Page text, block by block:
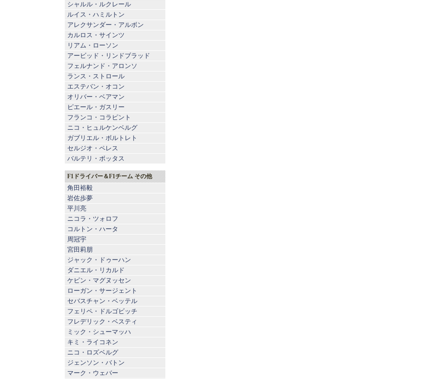
シャルル・ルクレール
ルイス・ハミルトン
アレクサンダー・アルボン
カルロス・サインツ
リアム・ローソン
アービッド・リンドブラッド
フェルナンド・アロンソ
ランス・ストロール
エステバン・オコン
オリバー・ベアマン
ピエール・ガスリー
フランコ・コラピント
ニコ・ヒュルケンベルグ
ガブリエル・ボルトレト
セルジオ・ペレス
バルテリ・ボッタス
F1ドライバー＆F1チーム その他
角田裕毅
岩佐歩夢
平川亮
ニコラ・ツォロフ
コルトン・ハータ
周冠宇
宮田莉朋
ジャック・ドゥーハン
ダニエル・リカルド
ケビン・マグヌッセン
ローガン・サージェント
セバスチャン・ベッテル
フェリペ・ドルゴビッチ
フレデリック・ベスティ
ミック・シューマッハ
キミ・ライコネン
ニコ・ロズベルグ
ジェンソン・バトン
マーク・ウェバー